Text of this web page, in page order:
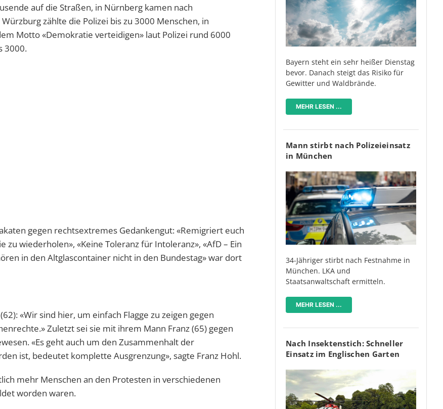
auf die Straßen, in Nürnberg kamen nach
zählte die Polizei bis zu 3000 Menschen, in
Motto «Demokratie verteidigen» laut Polizei rund 6000
3000.
gegen rechtsextremes Gedankengut: «Remigriert euch
zu wiederholen», «Keine Toleranz für Intoleranz», «AfD – Ein
in den Altglascontainer nicht in den Bundestag» war dort
«Wir sind hier, um einfach Flagge zu zeigen gegen
Zuletzt sei sie mit ihrem Mann Franz (65) gegen
«Es geht auch um den Zusammenhalt der
ist, bedeutet komplette Ausgrenzung», sagte Franz Hohl.
mehr Menschen an den Protesten in verschiedenen
worden waren.
Bayern steht ein sehr heißer Dienstag
bevor. Danach steigt das Risiko für
Gewitter und Waldbrände.
MEHR LESEN ...
Mann stirbt nach Polizeieinsatz
in München
34-Jähriger stirbt nach Festnahme in
München. LKA und
Staatsanwaltschaft ermitteln.
MEHR LESEN ...
Nach Insektenstich: Schneller
Einsatz im Englischen Garten